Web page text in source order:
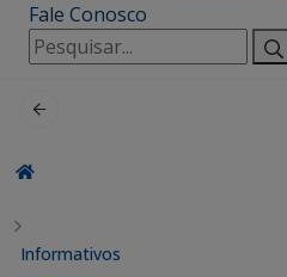
Fale Conosco
Pesquisar
por:
Informativos